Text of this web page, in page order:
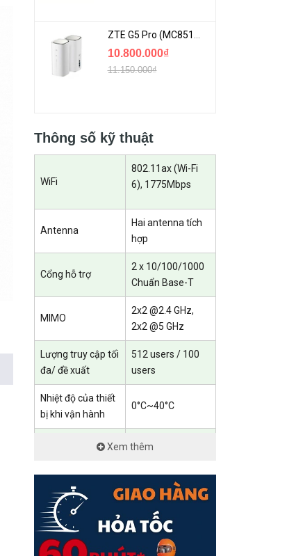
ZTE G5 Pro (MC8512) | Router 5G WiFi7 Be7200 Hỗ Trợ Băng Tần 6Ghz Cực Mạnh
10.800.000₫
11.150.000₫
Thông số kỹ thuật
WiFi
802.11ax (Wi-Fi
6), 1775Mbps
Antenna
Hai antenna tích
hợp
Cổng hỗ trợ
2 x 10/100/1000
Chuẩn Base-T
MIMO
2x2 @2.4 GHz,
2x2 @5 GHz
Lượng truy cập tối
đa/ đề xuất
512 users / 100
users
Nhiệt độ của thiết
bị khi vận hành
0°C~40°C
194mm × 194mm
Trọng lượng
0.56kg(đã bao
gồm khối lượng
của các ngàm ốp
trần/ gắn tường)
Xem thêm